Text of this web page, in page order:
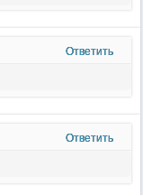
Ответить
Ответить